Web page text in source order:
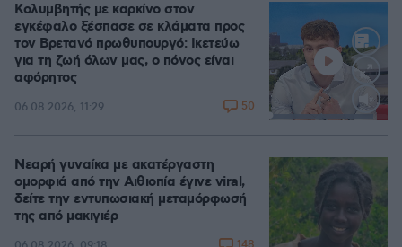
Loaded
Κολυμβητής με καρκίνο στον
εγκέφαλο ξέσπασε σε κλάματα προς
τον Βρετανό πρωθυπουργό: Ικετεύω
για τη ζωή όλων μας, ο πόνος είναι
αφόρητος
06.08.2026, 11:29 50
Νεαρή γυναίκα με ακατέργαστη
ομορφιά από την Αιθιοπία έγινε viral,
δείτε την εντυπωσιακή μεταμόρφωσή
της από μακιγιέρ